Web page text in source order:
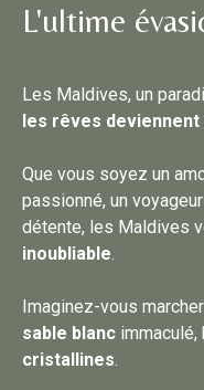
L'ultime
Les Maldives, un
les rêves
Que vous soyez un
passionné, un
détente, les Maldives
inoubliable.
Imaginez-vous
sable blanc
cristallines.